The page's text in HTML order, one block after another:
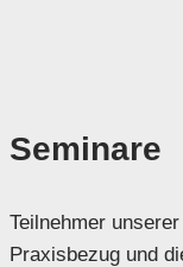
Seminare
Teilnehmer
Praxisbezug und